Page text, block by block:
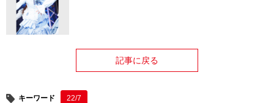
記事に戻る
キーワード 22/7